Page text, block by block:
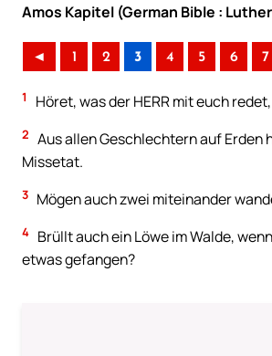
Amos Kapitel (German Bible :
◄ 1 2 3 4 5 6 7
1 Höret, was der HERR mit euch
2 Aus allen Geschlechtern auf Erden
Missetat.
3 Mögen auch zwei miteinander
4 Brüllt auch ein Löwe im Walde,
etwas gefangen?